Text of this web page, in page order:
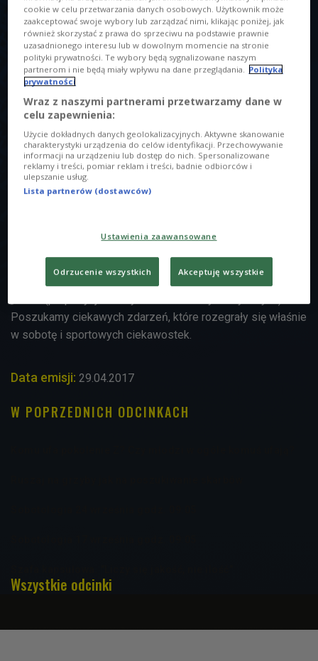
O AUDYCJI
00:00
Sobotologia 29 kwietnia godz. 08:05 29.04.2017 08:05
Tytuł
Sobotologia 29 kwietnia godz. 08:05
Zaproponujemy muzykę na sobotę w ramach „before” i
Poszukamy ciekawych zdarzeń, które rozegrały się właśnie
w sobotę i sportowych ciekawostek.
Data emisji: 29.04.2017
W POPRZEDNICH ODCINKACH
Wszystkie odcinki
cookie w celu przetwarzania danych osobowych. Użytkownik może
zaakceptować swoje wybory lub zarządzać nimi, klikając poniżej, jak
również skorzystać z prawa do sprzeciwu na podstawie prawnie
uzasadnionego interesu lub w dowolnym momencie na stronie
polityki prywatności. Te wybory będą sygnalizowane naszym
partnerom i nie będą miały wpływu na dane przeglądania. Polityka
prywatności
Wraz z naszymi partnerami przetwarzamy dane w
celu zapewnienia:
Użycie dokładnych danych geolokalizacyjnych. Aktywne skanowanie
charakterystyki urządzenia do celów identyfikacji. Przechowywanie
informacji na urządzeniu lub dostęp do nich. Spersonalizowane
reklamy i treści, pomiar reklam i treści, badnie odbiorców i
ulepszanie usług.
Lista partnerów (dostawców)
Ustawienia zaawansowane
Odrzucenie wszystkich Akceptuję wszystkie